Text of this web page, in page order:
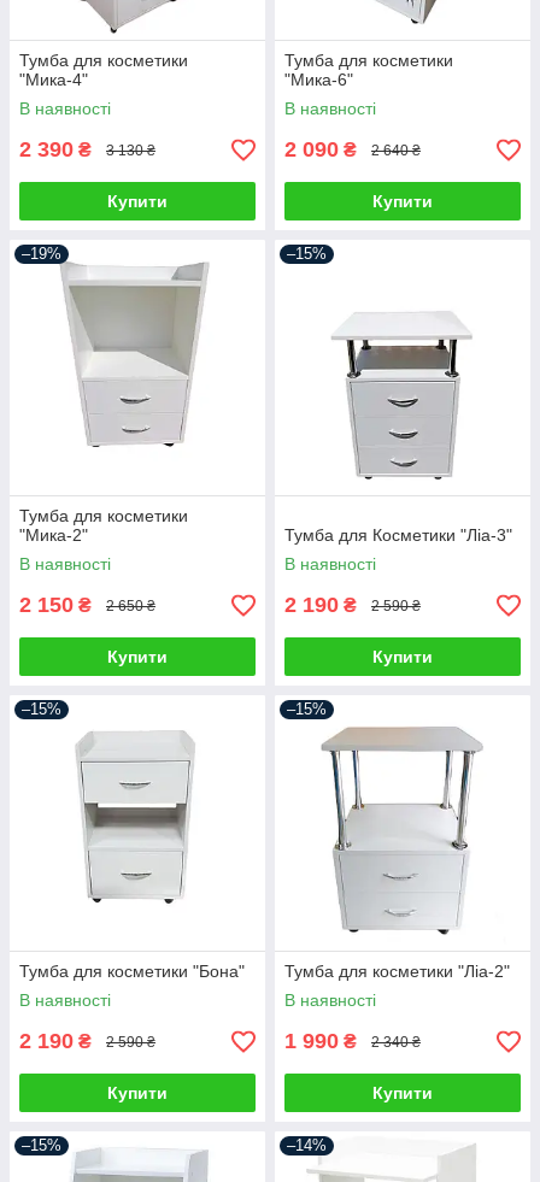
Тумба для косметики
"Мика-4"
В наявності
2 390 ₴ 3 130 ₴
Купити
Тумба для косметики
"Мика-6"
В наявності
2 090 ₴ 2 640 ₴
Купити
–19%
Тумба для косметики
"Мика-2"
В наявності
2 150 ₴ 2 650 ₴
Купити
–15%
Тумба для Косметики "Ліа-3"
В наявності
2 190 ₴ 2 590 ₴
Купити
–15%
Тумба для косметики "Бона"
В наявності
2 190 ₴ 2 590 ₴
Купити
–15%
Тумба для косметики "Ліа-2"
В наявності
1 990 ₴ 2 340 ₴
Купити
–15% –14%